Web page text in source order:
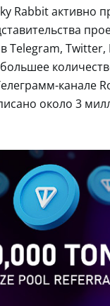
Rabbit активно
Telegram, Twitter,
канале
около 3